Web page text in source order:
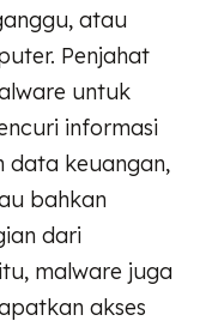
atau
Penjahat
untuk
informasi
data keuangan,
bahkan
dari
malware juga
akses